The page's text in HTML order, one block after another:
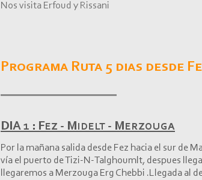
Nos visita Erfoud y Rissani
DIA 1 : Fez - Midelt - Merzouga
Por la mañana salida desde Fez hacia el sur de
vía el puerto de Tizi-N-Talghoumlt, despues
llegaremos a Merzouga Erg Chebbi .Llegada al
Programa Ruta 5 dias desde